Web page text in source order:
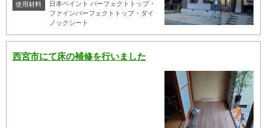
使用材料
日本ペイント パーフェクトトップ・
ファインパーフェクトトップ・ダイ
ノックシート
西宮市にて床の補修を行いました